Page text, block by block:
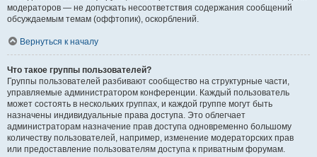
модераторов — не допускать несоответствия содержания сообщений
обсуждаемым темам (оффтопик), оскорблений.
Вернуться к началу
Что такое группы пользователей?
Группы пользователей разбивают сообщество на структурные части,
управляемые администратором конференции. Каждый пользователь
может состоять в нескольких группах, и каждой группе могут быть
назначены индивидуальные права доступа. Это облегчает
администраторам назначение прав доступа одновременно большому
количеству пользователей, например, изменение модераторских прав
или предоставление пользователям доступа к приватным форумам.